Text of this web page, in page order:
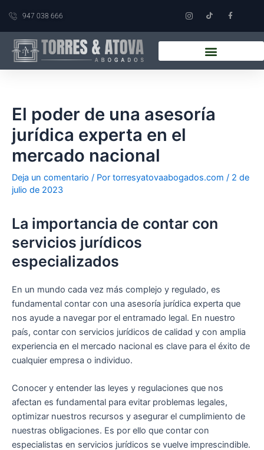
contenido
947 038 666
El poder de una asesoría
jurídica experta en el
mercado nacional
Deja un comentario / Por torresyatovaabogados.com / 2 de
julio de 2023
La importancia de contar con
servicios jurídicos
especializados
En un mundo cada vez más complejo y regulado, es
fundamental contar con una asesoría jurídica experta que
nos ayude a navegar por el entramado legal. En nuestro
país, contar con servicios jurídicos de calidad y con amplia
experiencia en el mercado nacional es clave para el éxito de
cualquier empresa o individuo.
Conocer y entender las leyes y regulaciones que nos
afectan es fundamental para evitar problemas legales,
optimizar nuestros recursos y asegurar el cumplimiento de
nuestras obligaciones. Es por ello que contar con
especialistas en servicios jurídicos se vuelve imprescindible.
entradas